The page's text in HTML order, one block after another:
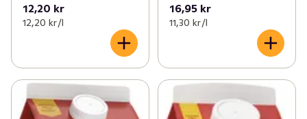
12,20 kr
12,20 kr /l
16,95 kr
11,30 kr /l